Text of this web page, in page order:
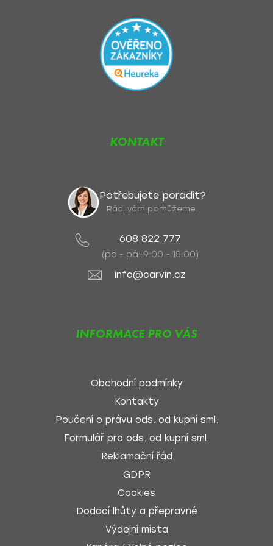
KONTAKT
Potřebujete poradit?
Rádi vám pomůžeme.
608 822 777
(po - pá: 9:00 - 18:00)
info@carvin.cz
INFORMACE PRO VÁS
Obchodní podmínky
Kontakty
Poučení o právu ods. od kupní sml.
Formulář pro ods. od kupní sml.
Reklamační řád
GDPR
Cookies
Dodací lhůty a přepravné
Výdejní místa